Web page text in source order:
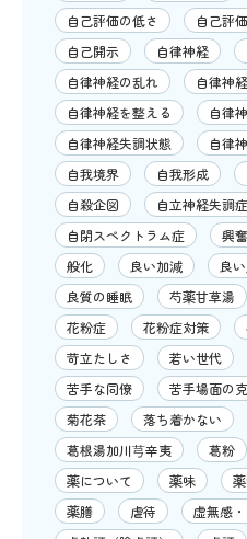
自己評価の低さ
自己評
自己開示
自律神経
自律神経の乱れ
自律神
自律神経を整える
自律
自律神経失調状態
自律
自我境界
自我形成
自殺企図
自立神経失調症
自閉スペクトラム症
興
般化
良い加減 良
良質の睡眠
芍薬甘草湯
花粉症
花粉症対策
苛立たしさ
若い世代
苦手な同僚
苦手場面の
菊花茶
落ち着かない
葛根湯加川芎辛夷
葛粉
薬について
薬味
薬膳
虐待
虚無感